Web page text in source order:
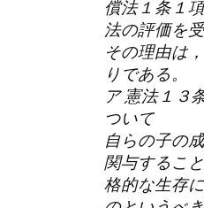
償法１条１
法の評価を受
その理由は
りである。
ア 憲法１３
ついて
自らの子の
関与するこ
格的な生存